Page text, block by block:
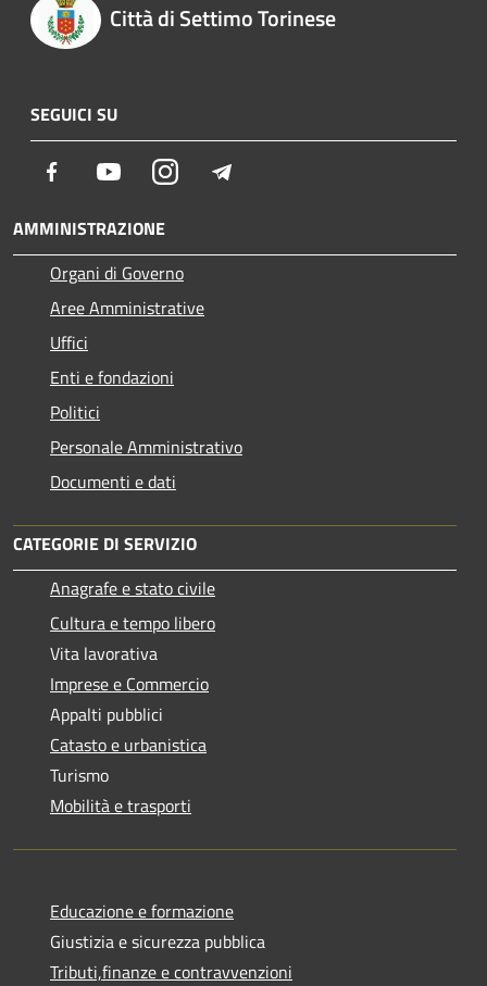
Città di Settimo Torinese
SEGUICI SU
Facebook YoutubeInstagram
AMMINISTRAZIONE
Organi di Governo
Aree Amministrative
Uffici
Enti e fondazioni
Politici
Personale Amministrativo
Documenti e dati
CATEGORIE DI SERVIZIO
Anagrafe e stato civile
Cultura e tempo libero
Vita lavorativa
Imprese e Commercio
Appalti pubblici
Catasto e urbanistica
Turismo
Mobilità e trasporti
Educazione e formazione
Giustizia e sicurezza pubblica
Tributi,finanze e contravvenzioni